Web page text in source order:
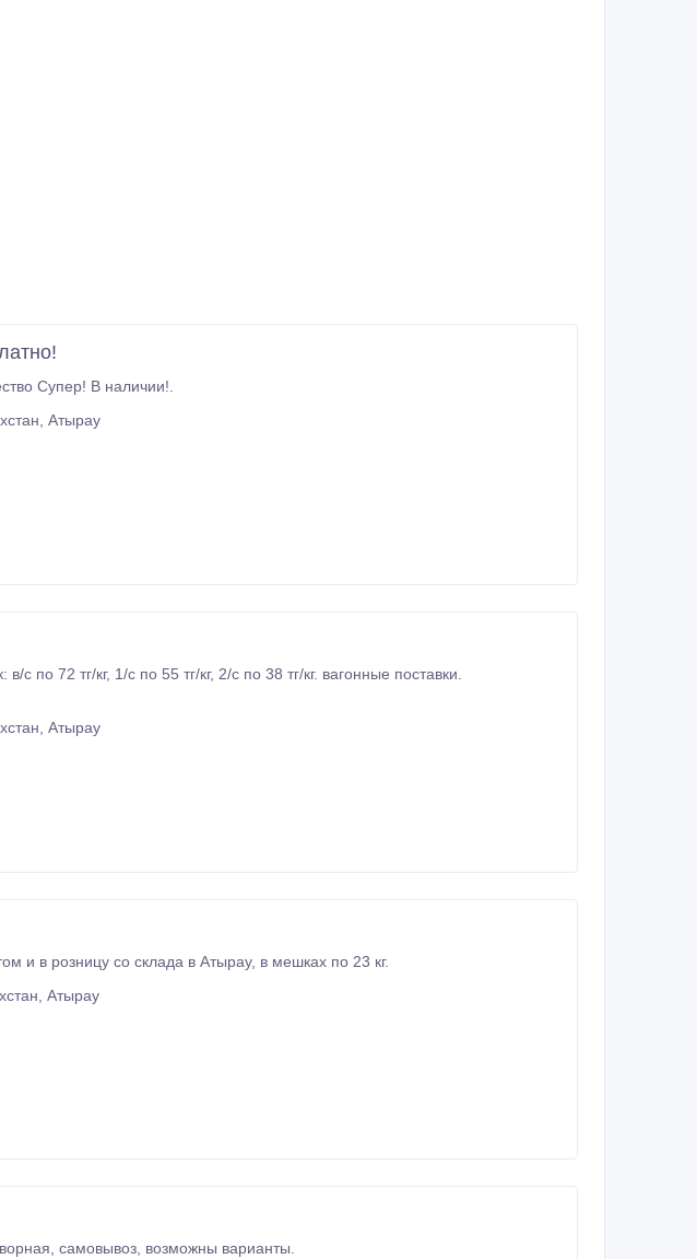
Супер! В наличии!.
Атырау
кг. вагонные поставки.
Атырау
и в розницу со склада в Атырау, в мешках по 23 кг.
Атырау
продам зерно (озимы), урожай 2012 года, цена договорная, самовывоз, возможны варианты.